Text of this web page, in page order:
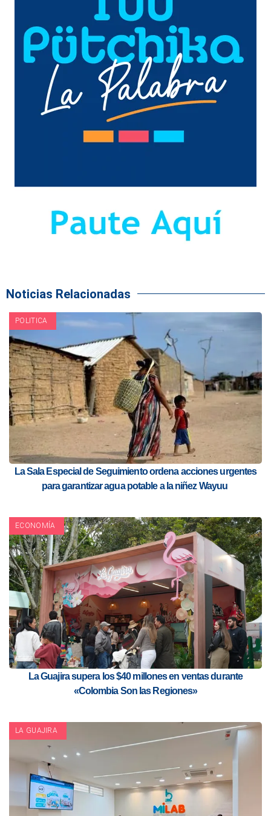
Noticias Relacionadas
POLITICA
La Sala Especial de Seguimiento ordena acciones urgentes
para garantizar agua potable a la niñez Wayuu
ECONOMÍA
La Guajira supera los $40 millones en ventas durante
«Colombia Son las Regiones»
LA GUAJIRA